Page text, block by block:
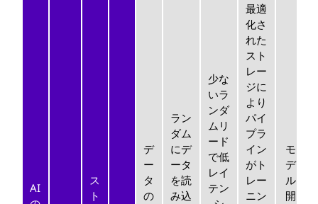
AI
ス
ト
デ
ー
タ
の
ラン
ダム
にデ
ータ
を読
み込
少な
いラ
ンダ
ムリ
ード
で低
レイ
テン
最適
化さ
れた
スト
レー
ジに
より
パイ
プラ
イン
がト
レー
ニン
モ
デ
ル
開